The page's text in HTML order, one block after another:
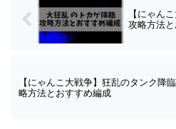
【にゃん
攻略方法
【にゃんこ大戦争】狂乱のタンク降
略方法とおすすめ編成